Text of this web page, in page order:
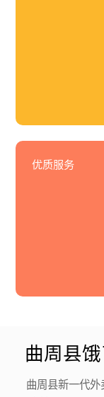
优质服务
曲周县
曲周县新一代外